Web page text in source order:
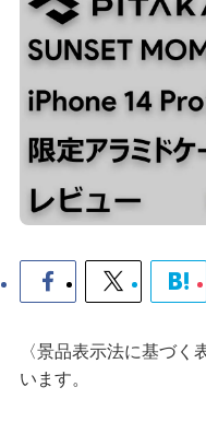
〈景品表示法に基づ
います。